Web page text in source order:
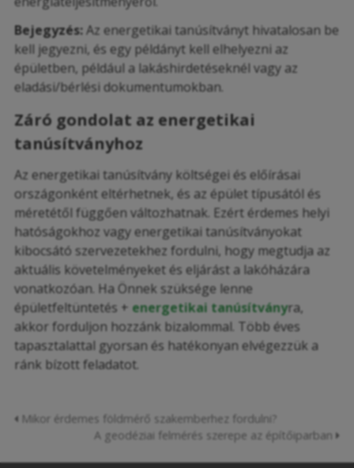
Bejegyzés:Az energetikai tanúsítványt hivatalosan be
kell jegyezni, és egy példányt kell elhelyezni az
épületben, például a lakáshirdetéseknél vagy az
eladási/bérlési dokumentumokban.
Záró gondolat az energetikai
tanúsítványhoz
Az energetikai tanúsítvány költségei és előírásai
országonként eltérhetnek, és az épület típusától és
méretétől függően változhatnak. Ezért érdemes helyi
hatóságokhoz vagy energetikai tanúsítványokat
kibocsátó szervezetekhez fordulni, hogy megtudja az
aktuális követelményeket és eljárást a lakóházára
vonatkozóan. Ha Önnek szüksége lenne
épületfeltüntetés + energetikai tanúsítványra,
akkor forduljon hozzánk bizalommal. Több éves
tapasztalattal gyorsan és hatékonyan elvégezzük a
ránk bízott feladatot.
Mikor érdemes földmérő szakemberhez fordulni?
A geodéziai felmérés szerepe az építőiparban